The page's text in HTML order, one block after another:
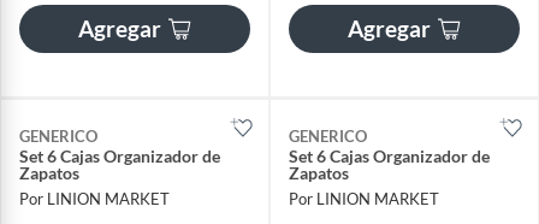
Agregar Agregar
GENERICO
Set 6 Cajas Organizador de
Zapatos
Por LINION MARKET
GENERICO
Set 6 Cajas Organizador de
Zapatos
Por LINION MARKET